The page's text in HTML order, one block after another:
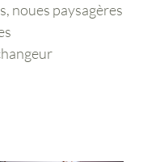
noues paysagères